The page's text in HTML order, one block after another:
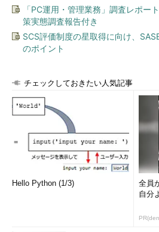
「PC運用・管理業務」調査レポー
策実態調査報告付き
SCS評価制度の星取得に向け、
のポイント
チェックしておきたい人気記事
Hello Python (1/3)
全員
自分